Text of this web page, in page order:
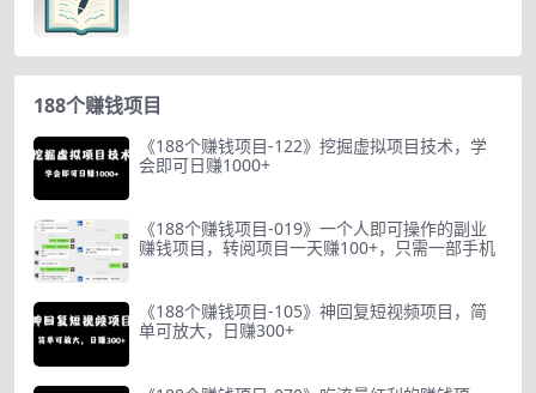
188个赚钱项目
《188个赚钱项目-122》挖掘虚拟项目技术，学
会即可日赚1000+
《188个赚钱项目-019》一个人即可操作的副业
赚钱项目，转阅项目一天赚100+，只需一部手机
《188个赚钱项目-105》神回复短视频项目，简
单可放大，日赚300+